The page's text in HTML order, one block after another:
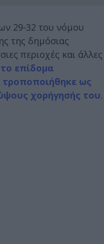
29-32 του νόμου
της δημόσιας
περιοχές και άλλες
το επίδομα
τροποποιήθηκε ως
χορήγησής του.